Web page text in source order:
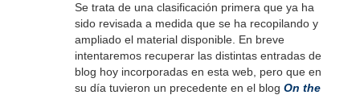
Se trata de una clasificación primera que ya ha
sido revisada a medida que se ha recopilando y
ampliado el material disponible. En breve
intentaremos recuperar las distintas entradas de
blog hoy incorporadas en esta web, pero que en
su día tuvieron un precedente en el blog On the